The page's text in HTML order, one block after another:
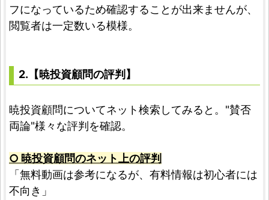
フになっているため確認することが出来ませんが、
閲覧者は一定数いる模様。
2.【暁投資顧問の評判】
暁投資顧問についてネット検索してみると。"賛否
両論"様々な評判を確認。
○ 暁投資顧問のネット上の評判
「無料動画は参考になるが、有料情報は初心者には
不向き」